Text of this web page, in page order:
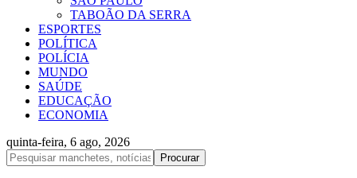
TABOÃO DA SERRA
ESPORTES
POLÍTICA
POLÍCIA
MUNDO
SAÚDE
EDUCAÇÃO
ECONOMIA
quinta-feira, 6 ago, 2026